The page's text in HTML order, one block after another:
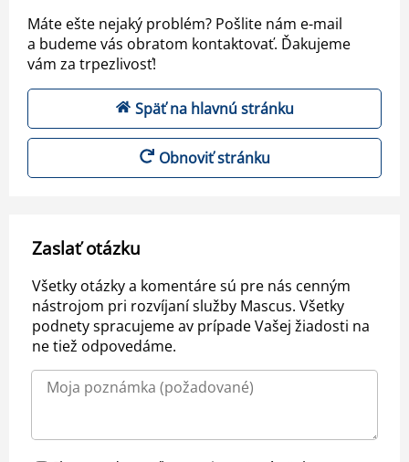
Máte ešte nejaký problém? Pošlite nám e-mail
a budeme vás obratom kontaktovať. Ďakujeme
vám za trpezlivosť!
Späť na hlavnú stránku
Obnoviť stránku
Zaslať otázku
Všetky otázky a komentáre sú pre nás cenným
nástrojom pri rozvíjaní služby Mascus. Všetky
podnety spracujeme av prípade Vašej žiadosti na
ne tiež odpovedáme.